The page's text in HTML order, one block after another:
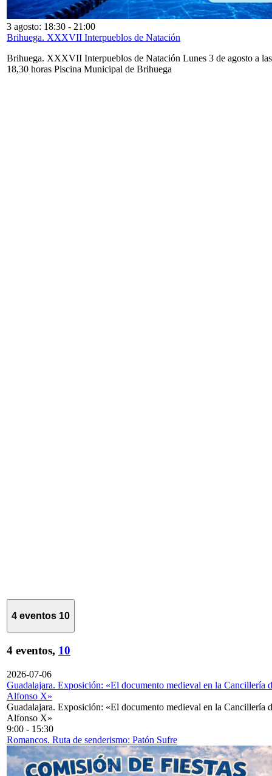
3 agosto: 18:30 - 21:00
Brihuega. XXXVII Interpueblos de Natación
Brihuega. XXXVII Interpueblos de Natación Lunes 3 de agosto a las
18,30 horas Piscina Municipal de Brihuega
4 eventos 10
4 eventos, 10
2026-07-06
Guadalajara. Exposición: «El documento medieval en la Cancillería
Alfonso X»
Guadalajara. Exposición: «El documento medieval en la Cancillería
Alfonso X»
9:00 - 15:30
Romancos. Ruta de senderismo: Patón Sufre